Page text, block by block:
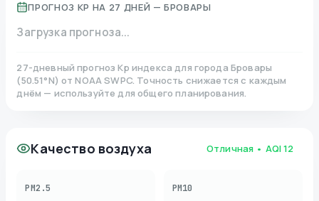
ПРОГНОЗ KP НА 27 ДНЕЙ — БРОВАРЫ
Загрузка прогноза...
27-дневный прогноз Kp индекса для города Бровары
(50.51°N)от NOAA SWPC. Точность снижается с каждым
днём — используйте для общего планирования.
Качество воздуха Отличная • AQI12
PM2.5 PM10